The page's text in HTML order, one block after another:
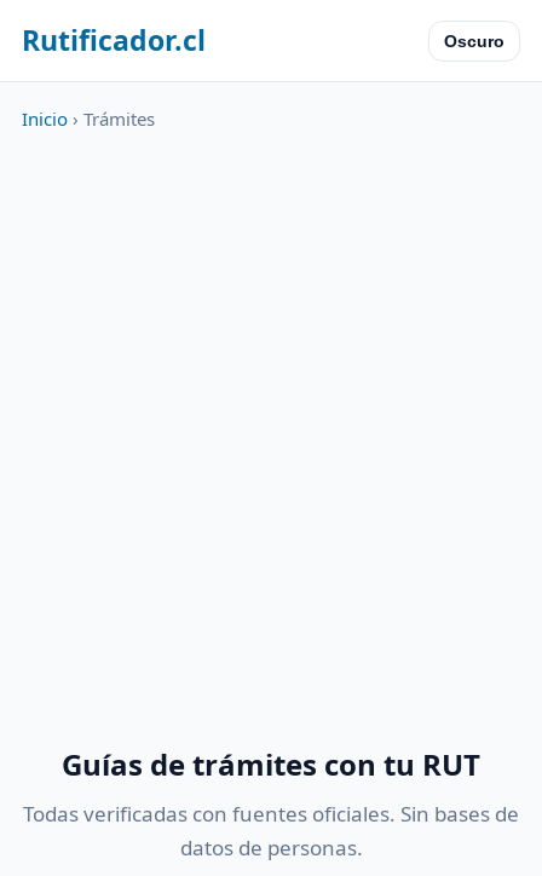
Rutificador.cl Oscuro
Inicio › Trámites
Guías de trámites con tu RUT
Todas verificadas con fuentes oficiales. Sin bases de
datos de personas.